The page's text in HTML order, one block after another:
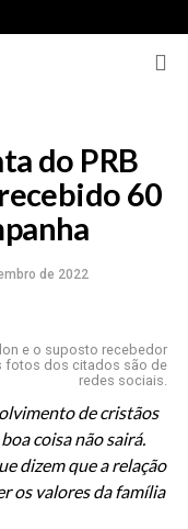
do PRB
60
de 2022
e o suposto recebedor
fotos dos citados são de
redes sociais.
de cristãos
coisa não sairá.
dizem que a relação
os valores da família